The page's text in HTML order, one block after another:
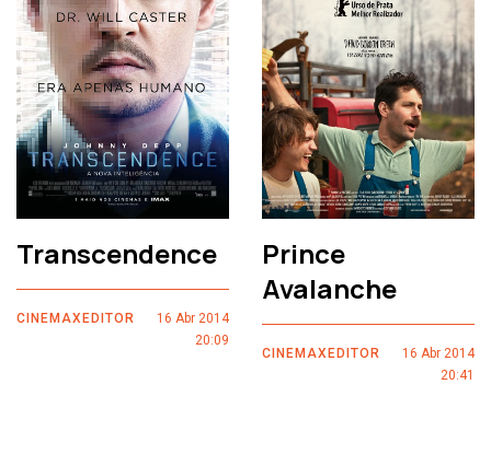
Transcendence
CINEMAXEDITOR
16 Abr 2014
20:09
Prince
Avalanche
CINEMAXEDITOR
16 Abr 2014
20:41